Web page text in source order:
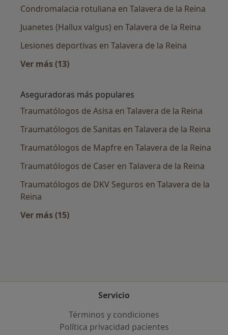
Condromalacia rotuliana en Talavera de la Reina
Juanetes (Hallux valgus) en Talavera de la Reina
Lesiones deportivas en Talavera de la Reina
Ver más (13)
Aseguradoras más populares
Traumatólogos de Asisa en Talavera de la Reina
Traumatólogos de Sanitas en Talavera de la Reina
Traumatólogos de Mapfre en Talavera de la Reina
Traumatólogos de Caser en Talavera de la Reina
Traumatólogos de DKV Seguros en Talavera de la
Reina
Ver más (15)
Servicio
Términos y condiciones
Política privacidad pacientes